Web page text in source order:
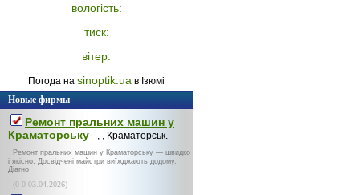
вологість:
тиск:
вітер:
Погода на sinoptik.ua в Ізюмі
Новые фирмы
Ремонт пральних машин у
Краматорську - , , Краматорськ.
Ремонт пральних машин у Краматорську — швидко
і якісно. Досвідчені майстри виїжджають додому.
Діагно
(0-0-03.04.2026)